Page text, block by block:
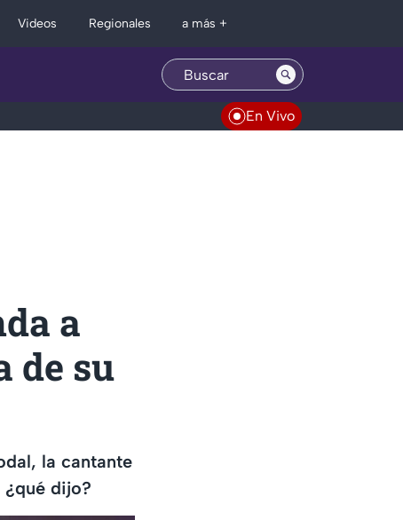
Videos Regionales a más +
En Vivo
a
de su
la cantante
dijo?